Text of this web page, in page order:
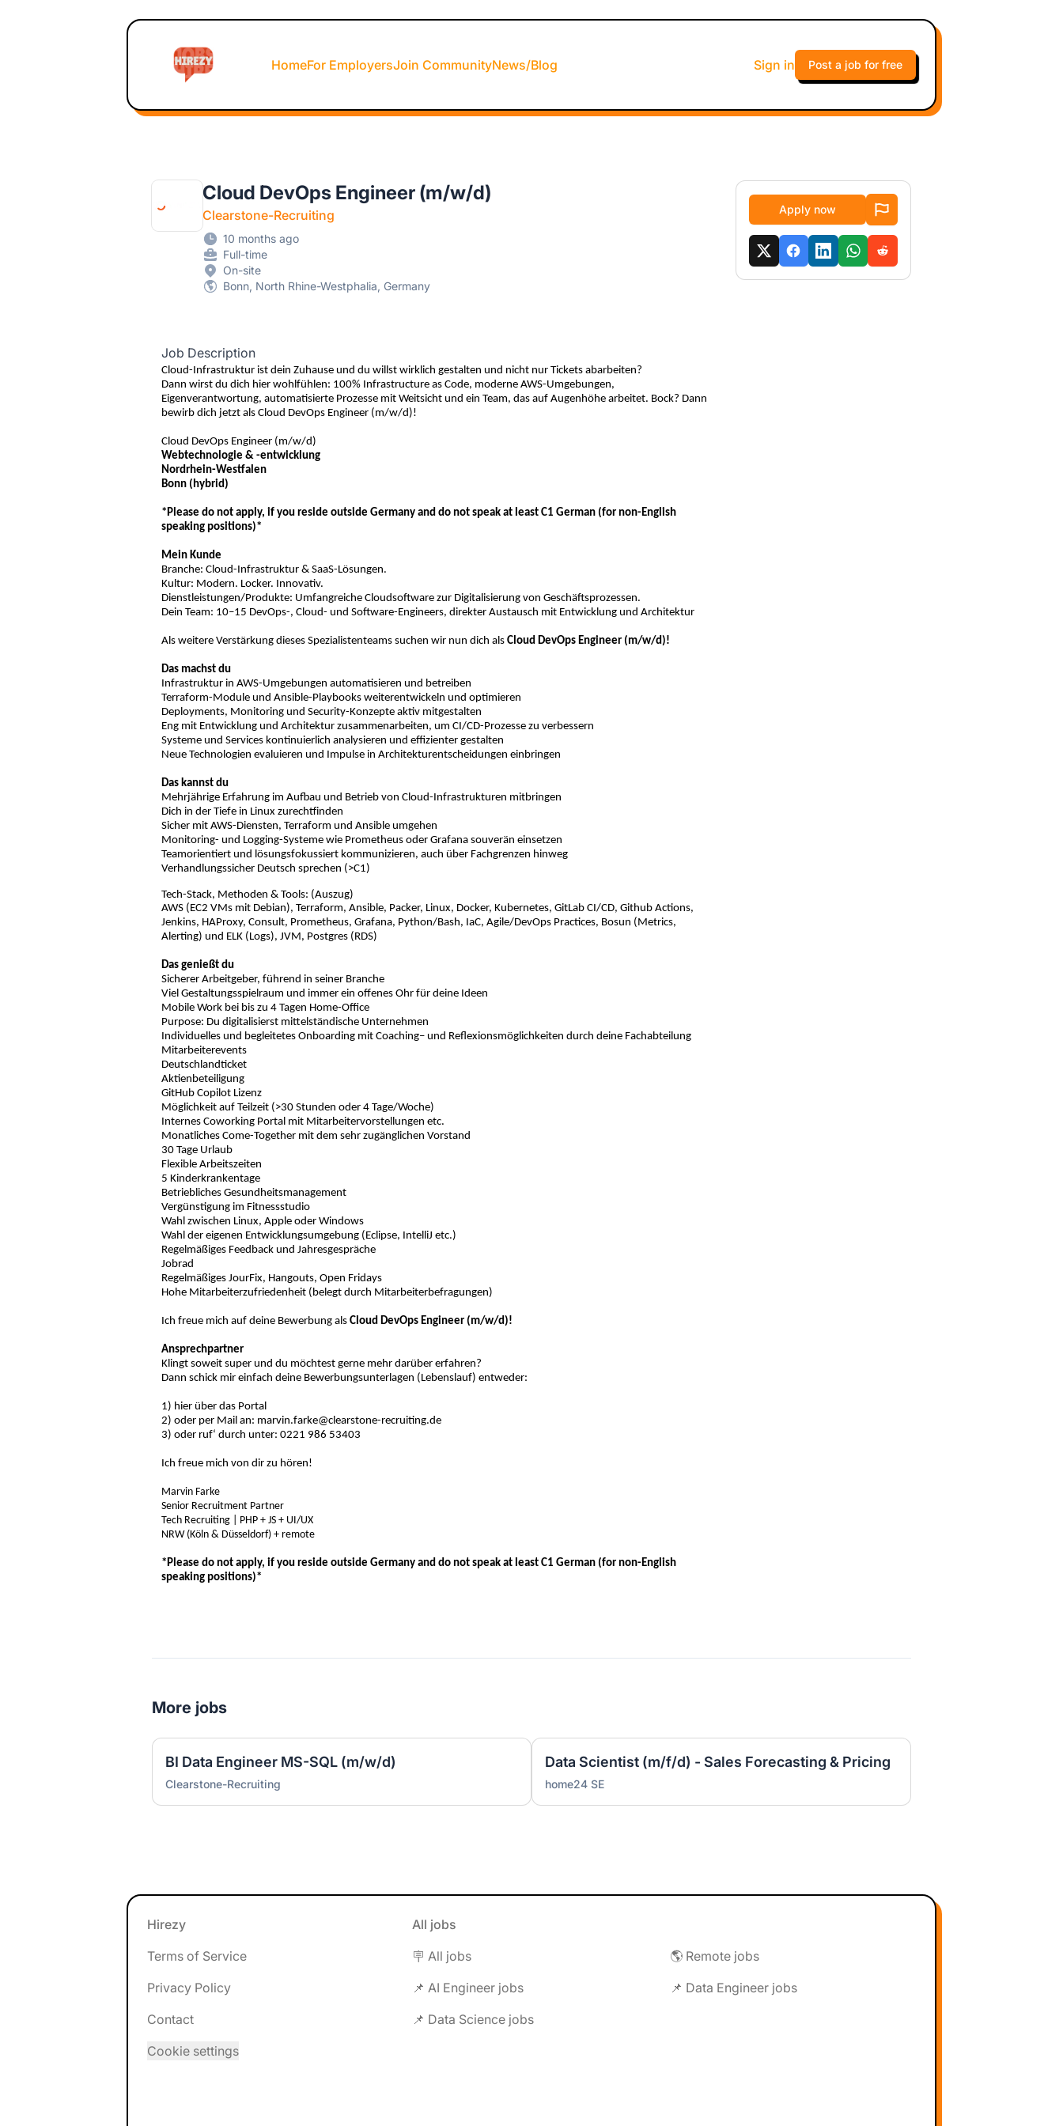
HomeFor EmployersJoin CommunityNews/Blog Sign in Post a job for free
Cloud DevOps Engineer (m/w/d)
Clearstone-Recruiting
10 months ago
Full-time
On-site
Bonn, North Rhine-Westphalia, Germany
Job Description
Cloud-Infrastruktur ist dein Zuhause und du willst wirklich gestalten und nicht nur Tickets abarbeiten?
Dann wirst du dich hier wohlfühlen: 100% Infrastructure as Code, moderne AWS-Umgebungen,
Eigenverantwortung, automatisierte Prozesse mit Weitsicht und ein Team, das auf Augenhöhe arbeitet. Bock? Dann
bewirb dich jetzt als Cloud DevOps Engineer (m/w/d)!
Cloud DevOps Engineer (m/w/d)
Webtechnologie & -entwicklung
Nordrhein-Westfalen
Bonn (hybrid)
*Please do not apply, if you reside outside Germany and do not speak at least C1 German (for non-English
speaking positions)*
Mein Kunde
Branche: Cloud-Infrastruktur & SaaS-Lösungen.
Kultur: Modern. Locker. Innovativ.
Dienstleistungen/Produkte: Umfangreiche Cloudsoftware zur Digitalisierung von Geschäftsprozessen.
Dein Team: 10–15 DevOps-, Cloud- und Software-Engineers, direkter Austausch mit Entwicklung und Architektur
Als weitere Verstärkung dieses Spezialistenteams suchen wir nun dich als Cloud DevOps Engineer (m/w/d)!
Das machst du
Infrastruktur in AWS-Umgebungen automatisieren und betreiben
Terraform-Module und Ansible-Playbooks weiterentwickeln und optimieren
Deployments, Monitoring und Security-Konzepte aktiv mitgestalten
Eng mit Entwicklung und Architektur zusammenarbeiten, um CI/CD-Prozesse zu verbessern
Systeme und Services kontinuierlich analysieren und effizienter gestalten
Neue Technologien evaluieren und Impulse in Architekturentscheidungen einbringen
Das kannst du
Mehrjährige Erfahrung im Aufbau und Betrieb von Cloud-Infrastrukturen mitbringen
Dich in der Tiefe in Linux zurechtfinden
Sicher mit AWS-Diensten, Terraform und Ansible umgehen
Monitoring- und Logging-Systeme wie Prometheus oder Grafana souverän einsetzen
Teamorientiert und lösungsfokussiert kommunizieren, auch über Fachgrenzen hinweg
Verhandlungssicher Deutsch sprechen (>C1)
Tech-Stack, Methoden & Tools: (Auszug)
AWS (EC2 VMs mit Debian), Terraform, Ansible, Packer, Linux, Docker, Kubernetes, GitLab CI/CD, Github Actions,
Jenkins, HAProxy, Consult, Prometheus, Grafana, Python/Bash, IaC, Agile/DevOps Practices, Bosun (Metrics,
Alerting) und ELK (Logs), JVM, Postgres (RDS)
Das genießt du
Sicherer Arbeitgeber, führend in seiner Branche
Viel Gestaltungsspielraum und immer ein offenes Ohr für deine Ideen
Mobile Work bei bis zu 4 Tagen Home-Office
Purpose: Du digitalisierst mittelständische Unternehmen
Individuelles und begleitetes Onboarding mit Coaching– und Reflexionsmöglichkeiten durch deine Fachabteilung
Mitarbeiterevents
Deutschlandticket
Aktienbeteiligung
GitHub Copilot Lizenz
Möglichkeit auf Teilzeit (>30 Stunden oder 4 Tage/Woche)
Internes Coworking Portal mit Mitarbeitervorstellungen etc.
Monatliches Come-Together mit dem sehr zugänglichen Vorstand
30 Tage Urlaub
Flexible Arbeitszeiten
5 Kinderkrankentage
Betriebliches Gesundheitsmanagement
Vergünstigung im Fitnessstudio
Wahl zwischen Linux, Apple oder Windows
Wahl der eigenen Entwicklungsumgebung (Eclipse, IntelliJ etc.)
Regelmäßiges Feedback und Jahresgespräche
Jobrad
Regelmäßiges JourFix, Hangouts, Open Fridays
Hohe Mitarbeiterzufriedenheit (belegt durch Mitarbeiterbefragungen)
Ich freue mich auf deine Bewerbung als Cloud DevOps Engineer (m/w/d)!
Ansprechpartner
Klingt soweit super und du möchtest gerne mehr darüber erfahren?
Dann schick mir einfach deine Bewerbungsunterlagen (Lebenslauf) entweder:
1) hier über das Portal
2) oder per Mail an: marvin.farke@clearstone-recruiting.de
3) oder ruf‘ durch unter: 0221 986 53403
Ich freue mich von dir zu hören!
Marvin Farke
Senior Recruitment Partner
Tech Recruiting | PHP + JS + UI/UX
NRW (Köln & Düsseldorf) + remote
*Please do not apply, if you reside outside Germany and do not speak at least C1 German (for non-English
speaking positions)*
Apply now
More jobs
BI Data Engineer MS-SQL (m/w/d)
Clearstone-Recruiting
Data Scientist (m/f/d) - Sales Forecasting & Pricing
home24 SE
Hirezy
Terms of Service
Privacy Policy
Contact
Cookie settings
All jobs
🪧 All jobs
🌎 Remote jobs
📌 AI Engineer jobs
📌 Data Engineer jobs
📌 Data Science jobs